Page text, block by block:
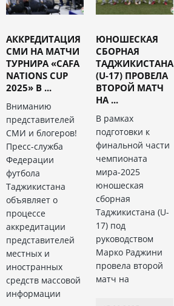
АККРЕДИТАЦИЯ
СМИ НА МАТЧИ
ТУРНИРА «CAFA
NATIONS CUP
2025» В ...
Вниманию
представителей
СМИ и блогеров!
Пресс-служба
Федерации
футбола
Таджикистана
объявляет о
процессе
аккредитации
представителей
местных и
иностранных
средств массовой
информации
ЮНОШЕСКАЯ
СБОРНАЯ
ТАДЖИКИСТАНА
(U-17) ПРОВЕЛА
ВТОРОЙ МАТЧ
НА ...
В рамках
подготовки к
финальной части
чемпионата
мира-2025
юношеская
сборная
Таджикистана (U-
17) под
руководством
Марко Раджини
провела второй
матч на